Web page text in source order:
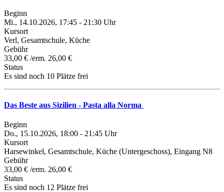
Beginn
Mi., 14.10.2026, 17:45 - 21:30 Uhr
Kursort
Verl, Gesamtschule, Küche
Gebühr
33,00 € /erm. 26,00 €
Status
Es sind noch 10 Plätze frei
Das Beste aus Sizilien - Pasta alla Norma
Beginn
Do., 15.10.2026, 18:00 - 21:45 Uhr
Kursort
Harsewinkel, Gesamtschule, Küche (Untergeschoss), Eingang N8
Gebühr
33,00 € /erm. 26,00 €
Status
Es sind noch 12 Plätze frei